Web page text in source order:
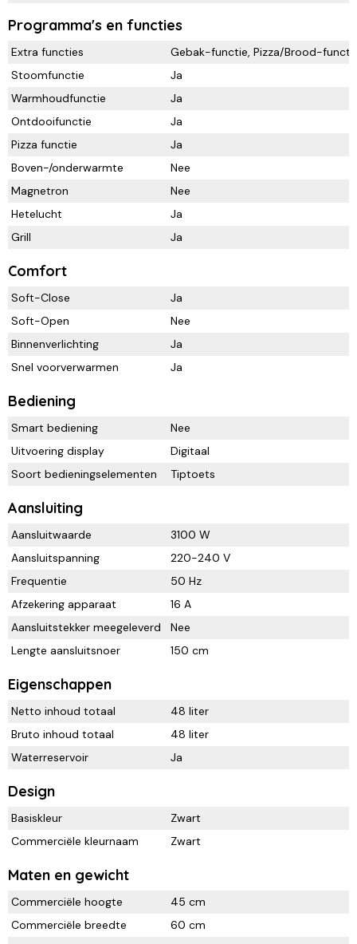
Programma's en functies
Extra functies
Gebak-functie, Pizza/Brood-
Stoomfunctie
Ja
Warmhoudfunctie
Ja
Ontdooifunctie
Ja
Pizza functie
Ja
Boven-/onderwarmte
Nee
Magnetron
Nee
Hetelucht
Ja
Grill
Ja
Comfort
Soft-Close
Ja
Soft-Open
Nee
Binnenverlichting
Ja
Snel voorverwarmen
Ja
Bediening
Smart bediening
Nee
Uitvoering display
Digitaal
Soort bedieningselementen
Tiptoets
Aansluiting
Aansluitwaarde
3100 W
Aansluitspanning
220-240 V
Frequentie
50 Hz
Afzekering apparaat
16 A
Aansluitstekker meegeleverd
Nee
Lengte aansluitsnoer
150 cm
Eigenschappen
Netto inhoud totaal
48 liter
Bruto inhoud totaal
48 liter
Waterreservoir
Ja
Design
Basiskleur
Zwart
Commerciële kleurnaam
Zwart
Maten en gewicht
Commerciële hoogte
45 cm
Commerciële breedte
60 cm